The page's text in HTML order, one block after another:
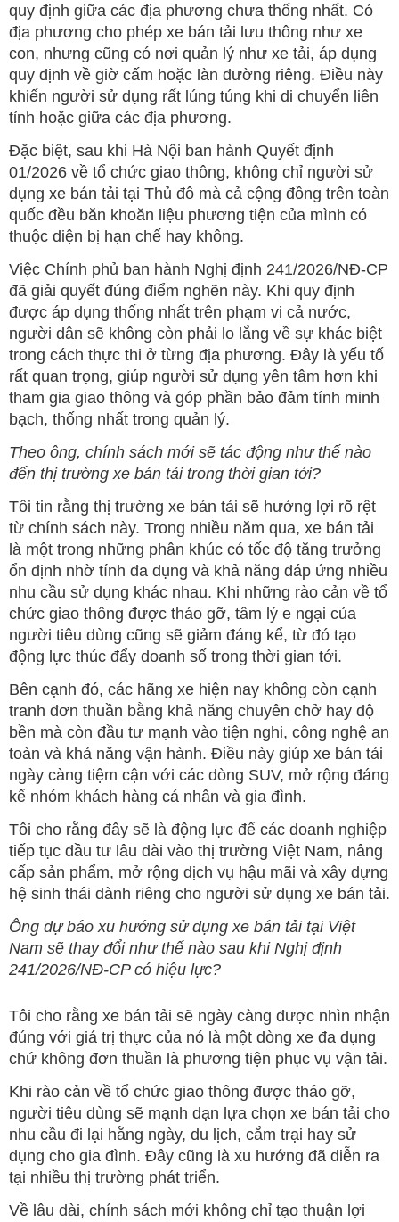
quy định giữa các địa phương chưa thống nhất. Có
địa phương cho phép xe bán tải lưu thông như xe
con, nhưng cũng có nơi quản lý như xe tải, áp dụng
quy định về giờ cấm hoặc làn đường riêng. Điều này
khiến người sử dụng rất lúng túng khi di chuyển liên
tỉnh hoặc giữa các địa phương.
Đặc biệt, sau khi Hà Nội ban hành Quyết định
01/2026 về tổ chức giao thông, không chỉ người sử
dụng xe bán tải tại Thủ đô mà cả cộng đồng trên toàn
quốc đều băn khoăn liệu phương tiện của mình có
thuộc diện bị hạn chế hay không.
Việc Chính phủ ban hành Nghị định 241/2026/NĐ-CP
đã giải quyết đúng điểm nghẽn này. Khi quy định
được áp dụng thống nhất trên phạm vi cả nước,
người dân sẽ không còn phải lo lắng về sự khác biệt
trong cách thực thi ở từng địa phương. Đây là yếu tố
rất quan trọng, giúp người sử dụng yên tâm hơn khi
tham gia giao thông và góp phần bảo đảm tính minh
bạch, thống nhất trong quản lý.
Theo ông, chính sách mới sẽ tác động như thế nào
đến thị trường xe bán tải trong thời gian tới?
Tôi tin rằng thị trường xe bán tải sẽ hưởng lợi rõ rệt
từ chính sách này. Trong nhiều năm qua, xe bán tải
là một trong những phân khúc có tốc độ tăng trưởng
ổn định nhờ tính đa dụng và khả năng đáp ứng nhiều
nhu cầu sử dụng khác nhau. Khi những rào cản về tổ
chức giao thông được tháo gỡ, tâm lý e ngại của
người tiêu dùng cũng sẽ giảm đáng kể, từ đó tạo
động lực thúc đẩy doanh số trong thời gian tới.
Bên cạnh đó, các hãng xe hiện nay không còn cạnh
tranh đơn thuần bằng khả năng chuyên chở hay độ
bền mà còn đầu tư mạnh vào tiện nghi, công nghệ an
toàn và khả năng vận hành. Điều này giúp xe bán tải
ngày càng tiệm cận với các dòng SUV, mở rộng đáng
kể nhóm khách hàng cá nhân và gia đình.
Tôi cho rằng đây sẽ là động lực để các doanh nghiệp
tiếp tục đầu tư lâu dài vào thị trường Việt Nam, nâng
cấp sản phẩm, mở rộng dịch vụ hậu mãi và xây dựng
hệ sinh thái dành riêng cho người sử dụng xe bán tải.
Ông dự báo xu hướng sử dụng xe bán tải tại Việt
Nam sẽ thay đổi như thế nào sau khi Nghị định
241/2026/NĐ-CP có hiệu lực?
Tôi cho rằng xe bán tải sẽ ngày càng được nhìn nhận
đúng với giá trị thực của nó là một dòng xe đa dụng
chứ không đơn thuần là phương tiện phục vụ vận tải.
Khi rào cản về tổ chức giao thông được tháo gỡ,
người tiêu dùng sẽ mạnh dạn lựa chọn xe bán tải cho
nhu cầu đi lại hằng ngày, du lịch, cắm trại hay sử
dụng cho gia đình. Đây cũng là xu hướng đã diễn ra
tại nhiều thị trường phát triển.
Về lâu dài, chính sách mới không chỉ tạo thuận lợi